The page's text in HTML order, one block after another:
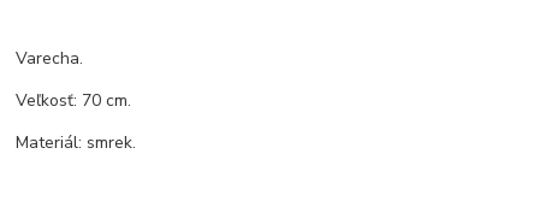
Varecha.
Veľkosť: 70 cm.
Materiál: smrek.